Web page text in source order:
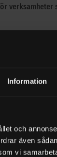
Information
och
även
vi
enheter i
eller
eller
eller 4G
och samma
120